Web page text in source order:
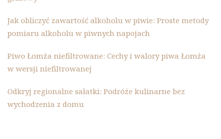
Jak obliczyć zawartość alkoholu w piwie: Proste metody
pomiaru alkoholu w piwnych napojach
Piwo Łomża niefiltrowane: Cechy i walory piwa Łomża
w wersji niefiltrowanej
Odkryj regionalne sałatki: Podróże kulinarne bez
wychodzenia z domu